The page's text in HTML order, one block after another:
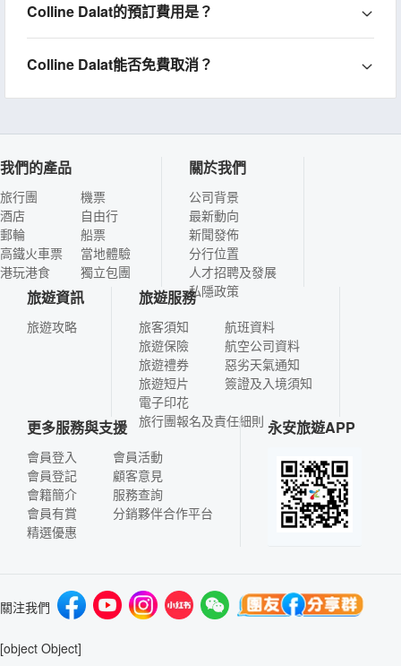
Colline Dalat的預訂費用是？
Colline Dalat能否免費取消？
我們的產品
旅行團
酒店
郵輪
高鐵火車票
港玩港食
機票
自由行
船票
當地體驗
獨立包團
關於我們
公司背景
最新動向
新聞發佈
分行位置
人才招聘及發展
私隱政策
旅遊資訊
旅遊攻略
旅遊服務
旅客須知
旅遊保險
旅遊禮券
旅遊短片
電子印花
航班資料
航空公司資料
惡劣天氣通知
簽證及入境須知
旅行團報名及責任細則
更多服務與支援
會員登入
會員登記
會籍簡介
會員有賞
精選優惠
會員活動
顧客意見
服務查詢
分銷夥伴合作平台
永安旅遊APP
關注我們
[object Object]